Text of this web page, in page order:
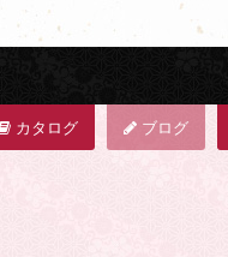
カタログ ブログ